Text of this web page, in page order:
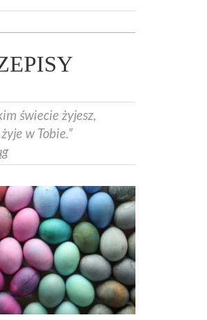
świecie żyjesz,
w Tobie.”